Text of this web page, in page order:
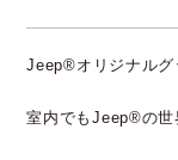
Jeep®オリジナルグ
室内でもJeep®の世